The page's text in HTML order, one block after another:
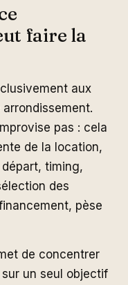
faire la
aux
pas : cela
de la location,
timing,
des
pèse
de concentrer
un seul objectif